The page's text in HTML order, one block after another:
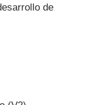
de